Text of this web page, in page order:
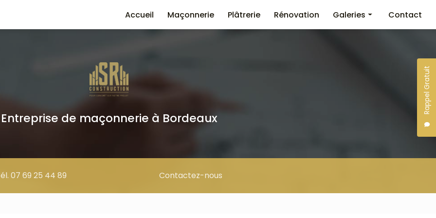
Rappel Gratuit
Accueil
Maçonnerie Plâtrerie Rénovation Galeries Contact
Entreprise de maçonnerie à Bordeaux
07 69 25 44 89 Contactez-nous